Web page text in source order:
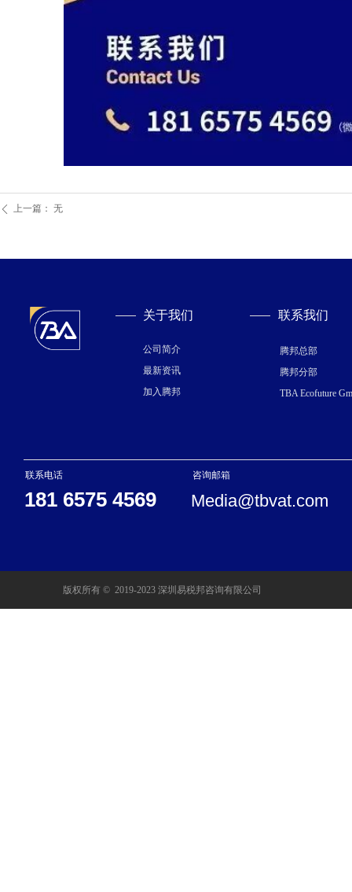
ꄴ 上一篇： 无
181 6575 4569 Media@tbvat.com
咨询邮箱
联系电话
关于我们 联系我们
公司简介
最新资讯
加入腾邦
腾邦总部
腾邦分部
TBA Ecofuture
版权所有 ©  2019-2023 深圳易税邦咨询有限公司